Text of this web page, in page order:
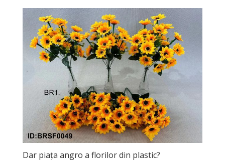
Dar piața angro a florilor din plastic?